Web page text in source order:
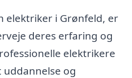
elektriker i Grønfeld, er
deres erfaring og
elektrikere
og